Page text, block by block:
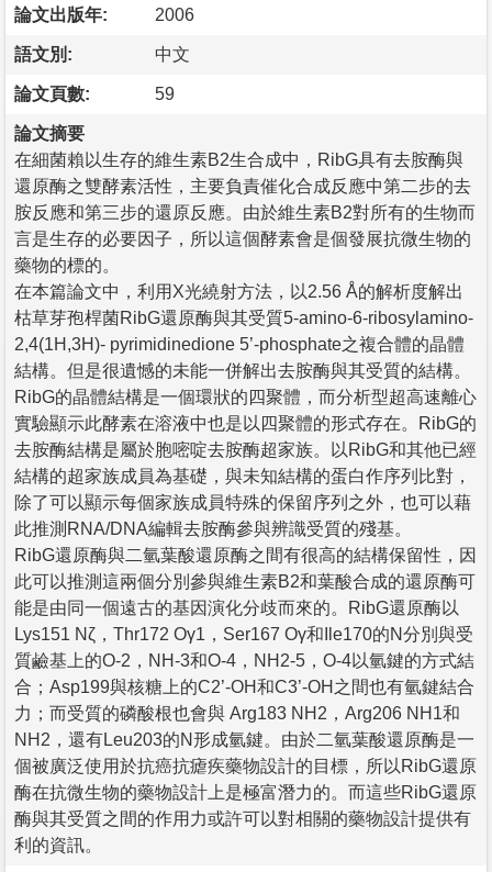
論文出版年: 2006
語文別: 中文
論文頁數: 59
論文摘要
在細菌賴以生存的維生素B2生合成中，RibG具有去胺酶與
還原酶之雙酵素活性，主要負責催化合成反應中第二步的去
胺反應和第三步的還原反應。由於維生素B2對所有的生物而
言是生存的必要因子，所以這個酵素會是個發展抗微生物的
藥物的標的。
在本篇論文中，利用X光繞射方法，以2.56 Å的解析度解出
枯草芽孢桿菌RibG還原酶與其受質5-amino-6-ribosylamino-
2,4(1H,3H)- pyrimidinedione 5’-phosphate之複合體的晶體
結構。但是很遺憾的未能一併解出去胺酶與其受質的結構。
RibG的晶體結構是一個環狀的四聚體，而分析型超高速離心
實驗顯示此酵素在溶液中也是以四聚體的形式存在。RibG的
去胺酶結構是屬於胞嘧啶去胺酶超家族。以RibG和其他已經
結構的超家族成員為基礎，與未知結構的蛋白作序列比對，
除了可以顯示每個家族成員特殊的保留序列之外，也可以藉
此推測RNA/DNA編輯去胺酶參與辨識受質的殘基。
RibG還原酶與二氫葉酸還原酶之間有很高的結構保留性，因
此可以推測這兩個分別參與維生素B2和葉酸合成的還原酶可
能是由同一個遠古的基因演化分歧而來的。RibG還原酶以
Lys151 Nζ，Thr172 Oγ1，Ser167 Oγ和Ile170的N分別與受
質鹼基上的O-2，NH-3和O-4，NH2-5，O-4以氫鍵的方式結
合；Asp199與核糖上的C2’-OH和C3’-OH之間也有氫鍵結合
力；而受質的磷酸根也會與 Arg183 NΗ2，Arg206 NΗ1和
NΗ2，還有Leu203的N形成氫鍵。由於二氫葉酸還原酶是一
個被廣泛使用於抗癌抗瘧疾藥物設計的目標，所以RibG還原
酶在抗微生物的藥物設計上是極富潛力的。而這些RibG還原
酶與其受質之間的作用力或許可以對相關的藥物設計提供有
利的資訊。